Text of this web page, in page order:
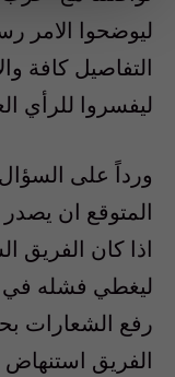
ليوضحوا الامر
التفاصيل كافة
ليفسروا للرأي
ورداً على
المتوقع ان يصدر
اذا كان الفريق
ليغطي فشله في
رفع الشعارات
الفريق استنهاض